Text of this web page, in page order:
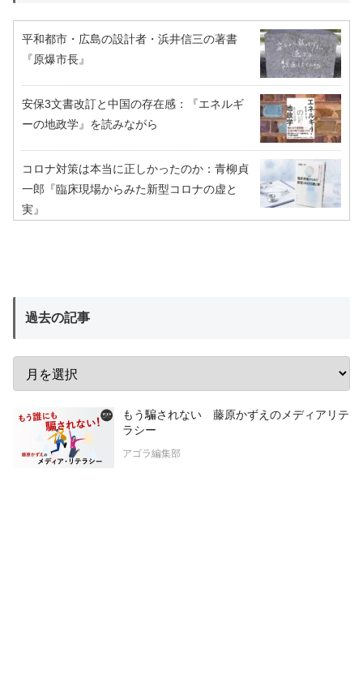
平和都市・広島の設計者・浜井信三の著書
『原爆市長』
安保3文書改訂と中国の存在感：『エネルギ
ーの地政学』を読みながら
コロナ対策は本当に正しかったのか：青柳貞
一郎『臨床現場からみた新型コロナの虚と
実』
過去の記事
もう騙されない 藤原かずえのメディアリテ
ラシー
アゴラ編集部